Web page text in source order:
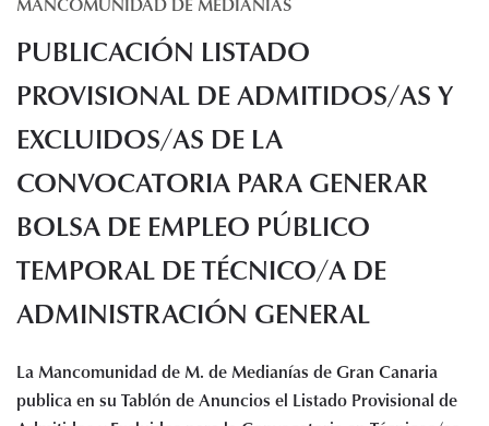
Servicios
Noticias
Recursos
Enlaces de interés
Audiovisuales
Transparencia
Sede electrónica
PUBLICACIÓN LISTADO
PROVISIONAL DE ADMITIDOS/AS Y
EXCLUIDOS/AS DE LA
CONVOCATORIA PARA GENERAR
BOLSA DE EMPLEO PÚBLICO
TEMPORAL DE TÉCNICO/A DE
ADMINISTRACIÓN GENERAL
La Mancomunidad de M. de Medianías de Gran Canaria
publica en su Tablón de Anuncios el Listado Provisional de